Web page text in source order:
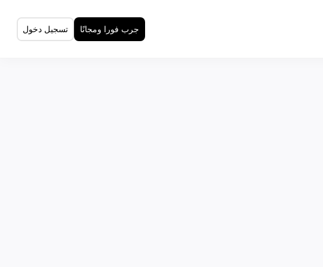
جرب فورا ومجانًا تسجيل دخول